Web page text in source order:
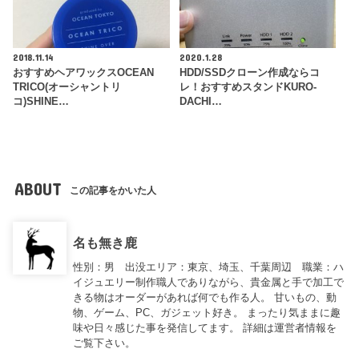
2018.11.14
おすすめヘアワックスOCEAN
TRICO(オーシャントリ
コ)SHINE…
2020.1.28
HDD/SSDクローン作成ならコ
レ！おすすめスタンドKURO-
DACHI…
ABOUT この記事をかいた人
名も無き鹿
性別：男 出没エリア：東京、埼玉、千葉周辺 職業：ハ
イジュエリー制作職人でありながら、貴金属と手で加工で
きる物はオーダーがあれば何でも作る人。 甘いもの、動
物、ゲーム、PC、ガジェット好き。 まったり気ままに趣
味や日々感じた事を発信してます。 詳細は運営者情報を
ご覧下さい。